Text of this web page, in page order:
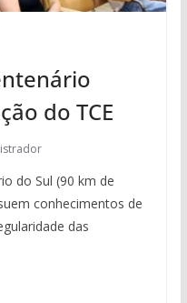
do TCE
do Sul (90 km de
conhecimentos de
das